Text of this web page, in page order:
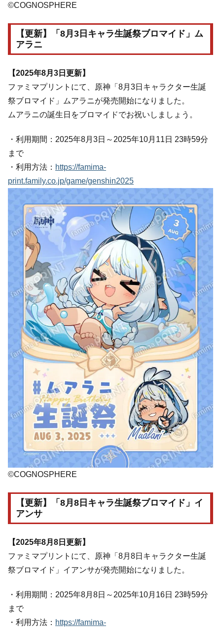
©COGNOSPHERE
【更新】「8月3日キャラ生誕祭ブロマイド」ム
アラニ
【2025年8月3日更新】
ファミマプリントにて、原神「8月3日キャラクター生誕
祭ブロマイド」ムアラニが発売開始になりました。
ムアラニの誕生日をブロマイドでお祝いしましょう。
・利用期間：2025年8月3日～2025年10月11日 23時59分
まで
・利用方法： https://famima-
print.family.co.jp/game/genshin2025
©COGNOSPHERE
【更新】「8月8日キャラ生誕祭ブロマイド」イ
アンサ
【2025年8月8日更新】
ファミマプリントにて、原神「8月8日キャラクター生誕
祭ブロマイド」イアンサが発売開始になりました。
・利用期間：2025年8月8日～2025年10月16日 23時59分
まで
・利用方法： https://famima-